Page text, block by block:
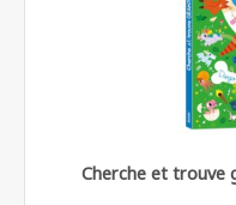
Cherche et trouve